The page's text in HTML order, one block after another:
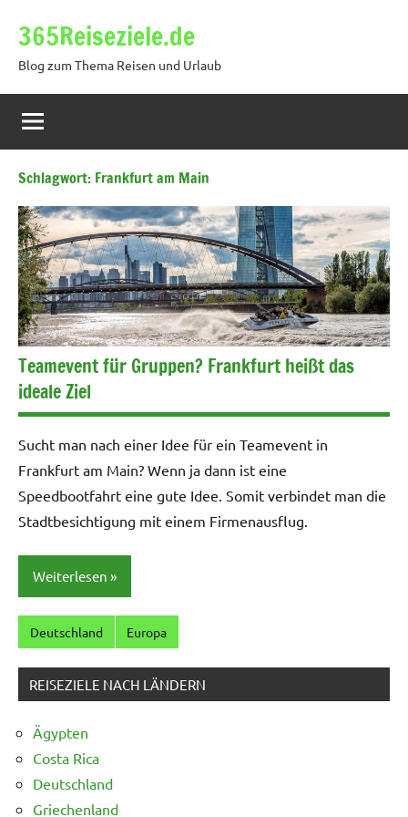
Inhalt
springen
365Reiseziele.de
Blog zum Thema Reisen und Urlaub
Schlagwort: Frankfurt am Main
Teamevent für Gruppen? Frankfurt heißt das
ideale Ziel
Sucht man nach einer Idee für ein Teamevent in
Frankfurt am Main? Wenn ja dann ist eine
Speedbootfahrt eine gute Idee. Somit verbindet man die
Stadtbesichtigung mit einem Firmenausflug.
Weiterlesen
Deutschland Europa
REISEZIELE NACH LÄNDERN
Ägypten
Costa Rica
Deutschland
Griechenland